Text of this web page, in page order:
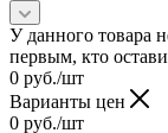
У данного товара
первым, кто
0 руб./шт
Варианты цен
0 руб./шт